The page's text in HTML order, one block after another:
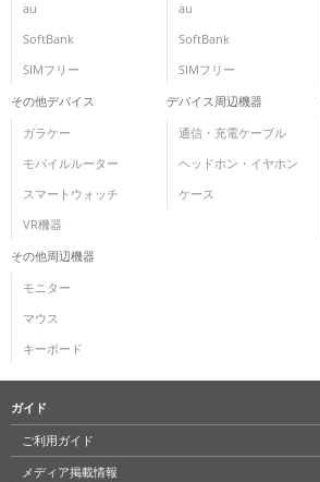
au
SoftBank
SIMフリー
au
SoftBank
SIMフリー
その他デバイス
ガラケー
モバイルルーター
スマートウォッチ
VR機器
デバイス周辺機器
通信・充電ケーブル
ヘッドホン・イヤホン
ケース
その他周辺機器
モニター
マウス
キーボード
ガイド
ご利用ガイド
メディア掲載情報